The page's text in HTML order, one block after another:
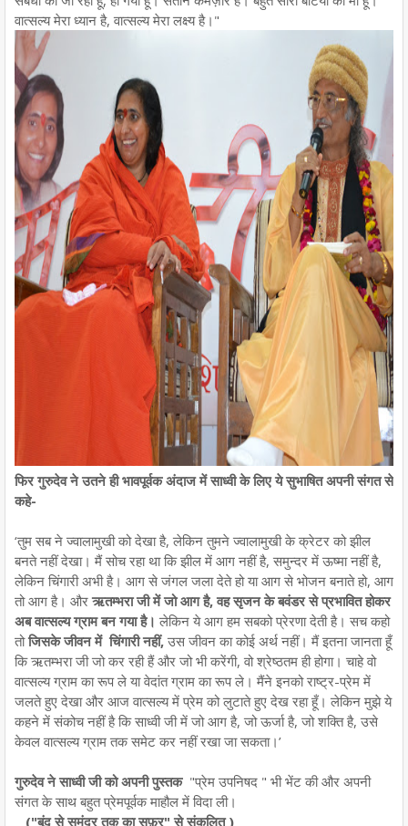
वात्सल्य मेरा ध्यान है, वात्सल्य मेरा लक्ष्य है।"
फिर गुरुदेव ने उतने ही भावपूर्वक अंदाज में साध्वी के लिए ये सुभाषित अपनी संगत से
कहे-
‘तुम सब ने ज्वालामुखी को देखा है, लेकिन तुमने ज्वालामुखी के क्रेटर को झील
बनते नहीं देखा। मैं सोच रहा था कि झील में आग नहीं है, समुन्दर में ऊष्मा नहीं है,
लेकिन चिंगारी अभी है। आग से जंगल जला देते हो या आग से भोजन बनाते हो, आग
तो आग है। और ऋतम्भरा जी में जो आग है, वह सृजन के बवंडर से प्रभावित होकर
अब वात्सल्य ग्राम बन गया है। लेकिन ये आग हम सबको प्रेरणा देती है। सच कहो
तोजिसके जीवन में चिंगारी नहीं, उस जीवन का कोई अर्थ नहीं। मैं इतना जानता हूँ
कि ऋतम्भरा जी जो कर रही हैं और जो भी करेंगी, वो श्रेष्ठतम ही होगा। चाहे वो
वात्सल्य ग्राम का रूप ले या वेदांत ग्राम का रूप ले। मैंने इनको राष्ट्र-प्रेम में
जलते हुए देखा और आज वात्सल्य में प्रेम को लुटाते हुए देख रहा हूँ। लेकिन मुझे ये
कहने में संकोच नहीं है कि साध्वी जी में जो आग है, जो ऊर्जा है, जो शक्ति है, उसे
केवल वात्सल्य ग्राम तक समेट कर नहीं रखा जा सकता।’
गुरुदेव ने साध्वी जी को अपनी पुस्तक "प्रेम उपनिषद " भी भेंट की और अपनी
संगत के साथ बहुत प्रेमपूर्वक माहौल में विदा ली।
("बूंद से समंदर तक का सफ़र" से संकलित )